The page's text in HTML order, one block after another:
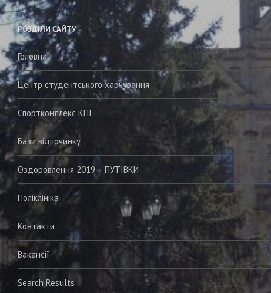
РОЗДІЛИ САЙТУ
Головна
Центр студентського харчування
Спорткомплекс КПІ
Бази відпочинку
Оздоровлення 2019 – ПУТІВКИ
Поліклініка
Контакти
Вакансії
Search Results